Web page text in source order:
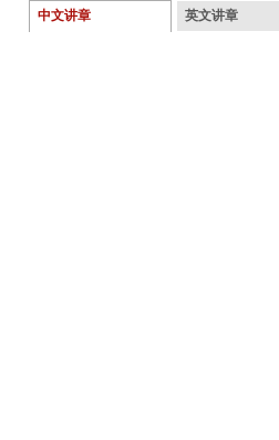
中文讲章 英文讲章